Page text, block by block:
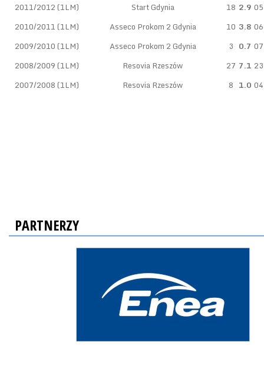
2011/2012 (1LM)
Start Gdynia 18 2.9
2010/2011 (1LM)
Asseco Prokom 2 Gdynia 10 3.8
2009/2010 (1LM)
Asseco Prokom 2 Gdynia 3 0.7
2008/2009 (1LM)
Resovia Rzeszów 27 7.1
2007/2008 (1LM)
Resovia Rzeszów 8 1.0
PARTNERZY